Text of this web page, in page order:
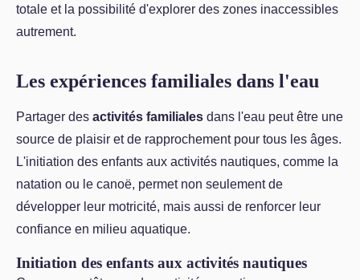
totale et la possibilité d'explorer des zones inaccessibles
autrement.
Les expériences familiales dans l'eau
Partager des activités familiales dans l'eau peut être une
source de plaisir et de rapprochement pour tous les âges.
L'initiation des enfants aux activités nautiques, comme la
natation ou le canoë, permet non seulement de
développer leur motricité, mais aussi de renforcer leur
confiance en milieu aquatique.
Initiation des enfants aux activités nautiques